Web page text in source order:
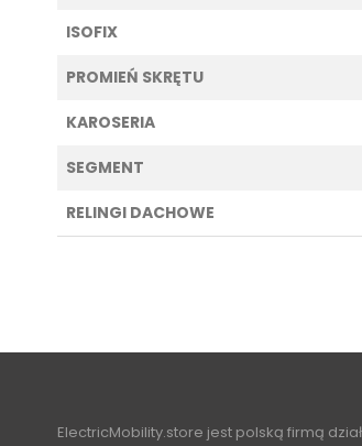
ISOFIX
PROMIEŃ SKRĘTU
KAROSERIA
SEGMENT
RELINGI DACHOWE
ElectricMobility.store jest polską firmą